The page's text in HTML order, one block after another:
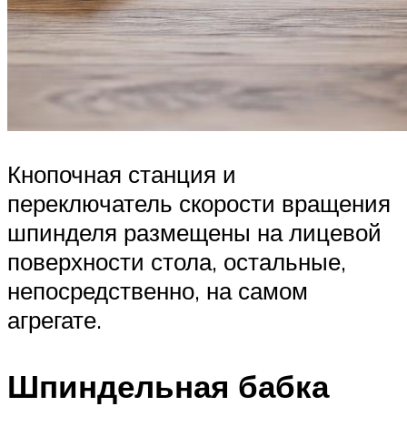
Кнопочная станция и
переключатель скорости вращения
шпинделя размещены на лицевой
поверхности стола, остальные,
непосредственно, на самом
агрегате.
Шпиндельная бабка